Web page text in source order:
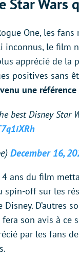
Star Wars
One, les
inconnus, le film
apprécié de la
positives sans
une référence
best Disney Star
December 16,
ans du film
spin-off sur les
Disney.
fera son avis à
par les fans